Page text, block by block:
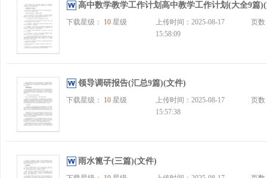
高中数学教学工作计划高中教学工作计划(大全9篇
下载星级： 10 星级
上传时间：2025-08-17
15:58:09
页
领导调研报告(汇总9篇)(文件)
下载星级： 10 星级
上传时间：2025-08-17
15:57:38
页
雨水篦子(三篇)(文件)